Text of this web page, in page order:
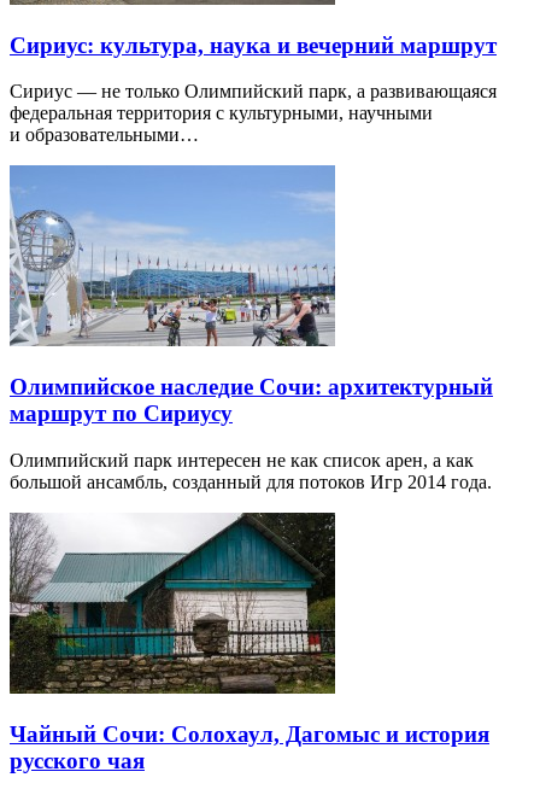
Сириус: культура, наука и вечерний маршрут
Сириус — не только Олимпийский парк, а развивающаяся
федеральная территория с культурными, научными
и образовательными…
Олимпийское наследие Сочи: архитектурный
маршрут по Сириусу
Олимпийский парк интересен не как список арен, а как
большой ансамбль, созданный для потоков Игр 2014 года.
Чайный Сочи: Солохаул, Дагомыс и история
русского чая